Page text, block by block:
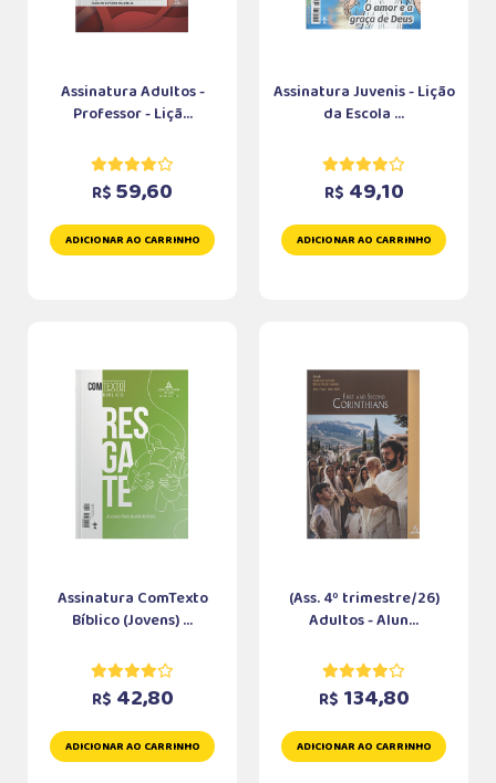
Assinatura Adultos -
Professor - Liçã...
R$ 59,60
ADICIONAR AO CARRINHO
Assinatura Juvenis - Lição
da Escola ...
R$ 49,10
ADICIONAR AO CARRINHO
Assinatura ComTexto
Bíblico (Jovens) ...
R$ 42,80
ADICIONAR AO CARRINHO
(Ass. 4º trimestre/26)
Adultos - Alun...
R$ 134,80
ADICIONAR AO CARRINHO